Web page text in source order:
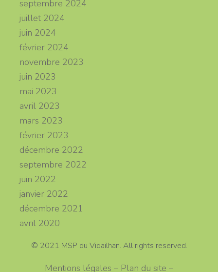
septembre 2024
juillet 2024
juin 2024
février 2024
novembre 2023
juin 2023
mai 2023
avril 2023
mars 2023
février 2023
décembre 2022
septembre 2022
juin 2022
janvier 2022
décembre 2021
avril 2020
© 2021 MSP du Vidailhan. All rights reserved.
Mentions légales – Plan du site –